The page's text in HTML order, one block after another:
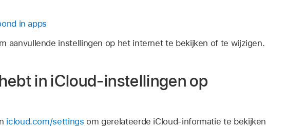
in apps
aanvullende instellingen op het internet te bekijken of te wijzigen.
in iCloud-instellingen op
icloud.com/settings om gerelateerde iCloud-informatie te bekijken